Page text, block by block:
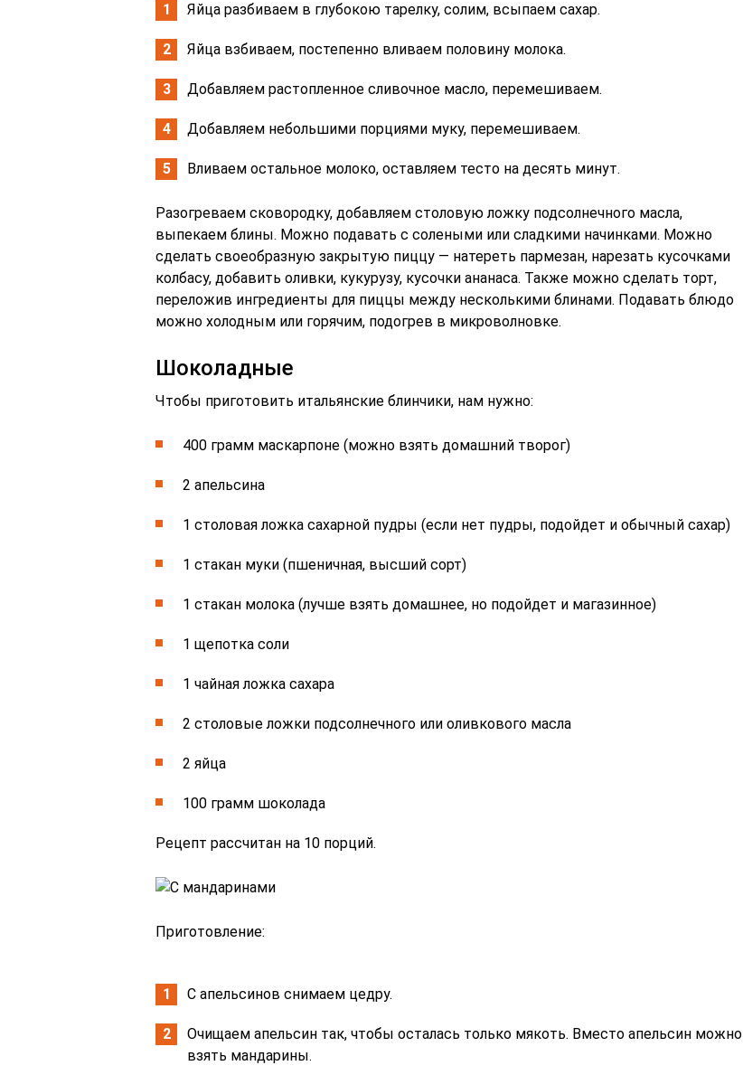
Яйца разбиваем в глубокою тарелку, солим, всыпаем сахар.
Яйца взбиваем, постепенно вливаем половину молока.
Добавляем растопленное сливочное масло, перемешиваем.
Добавляем небольшими порциями муку, перемешиваем.
Вливаем остальное молоко, оставляем тесто на десять минут.
Разогреваем сковородку, добавляем столовую ложку подсолнечного масла,
выпекаем блины. Можно подавать с солеными или сладкими начинками. Можно
сделать своеобразную закрытую пиццу — натереть пармезан, нарезать кусочками
колбасу, добавить оливки, кукурузу, кусочки ананаса. Также можно сделать торт,
переложив ингредиенты для пиццы между несколькими блинами. Подавать блюдо
можно холодным или горячим, подогрев в микроволновке.
Шоколадные
Чтобы приготовить итальянские блинчики, нам нужно:
400 грамм маскарпоне (можно взять домашний творог)
2 апельсина
1 столовая ложка сахарной пудры (если нет пудры, подойдет и обычный сахар)
1 стакан муки (пшеничная, высший сорт)
1 стакан молока (лучше взять домашнее, но подойдет и магазинное)
1 щепотка соли
1 чайная ложка сахара
2 столовые ложки подсолнечного или оливкового масла
2 яйца
100 грамм шоколада
Рецепт рассчитан на 10 порций.
Приготовление:
С апельсинов снимаем цедру.
Очищаем апельсин так, чтобы осталась только мякоть. Вместо апельсин можно
взять мандарины.